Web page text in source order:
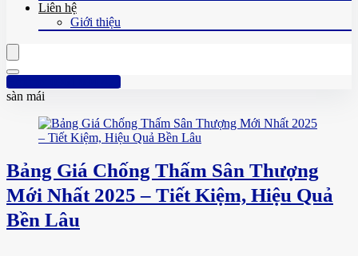
Liên hệ
Giới thiệu
Hotline: 0961 894 472
sàn mái
Bảng Giá Chống Thấm Sân Thượng
Mới Nhất 2025 – Tiết Kiệm, Hiệu Quả
Bền Lâu